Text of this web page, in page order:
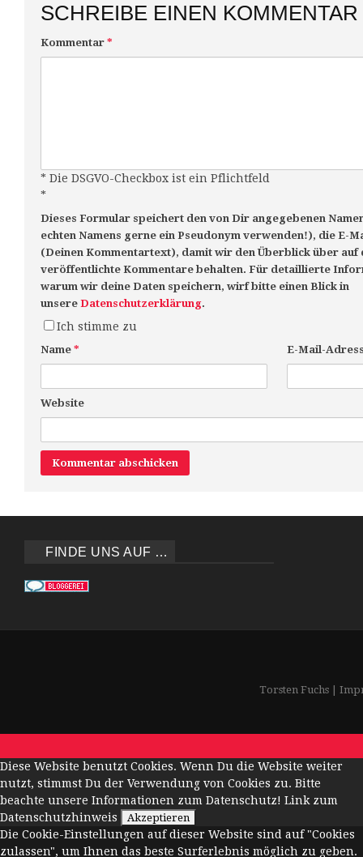
SCHREIBE EINEN KOMMENTAR
Kommentar *
* Die DSGVO-Checkbox ist ein Pflichtfeld
*
Dieses Formular speichert den von Dir angegebenen
echten Namens gerne ein Pseudonym verwenden!), die E-
(Deinen Kommentartext), damit wir den Überblick über auf
veröffentlichte Kommentare behalten. Für detaillierte
warum wir deine Daten speichern, wirf bitte einen Blick in
unsere Datenschutzerklärung.
Ich stimme zu
Name * E-Mail-
Website
FINDE UNS AUF …
Torsten Fuchs|
Diese Website benutzt Cookies. Wenn Du die Website weiter
nutzt, stimmst Du der Verwendung von Cookies zu. Bitte
beachte unsere Informationen zum Datenschutz! Link zum
Datenschutzhinweis
Akzeptieren
Die Cookie-Einstellungen auf dieser Website sind auf "Cookies
zulassen", um Ihnen das beste Surferlebnis möglich zu geben.